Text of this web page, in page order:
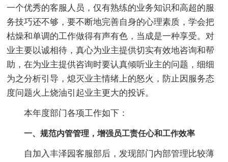
一个优秀的客服人员，仅有熟练的业务知识和高超的服
务技巧还不够，要不断地完善自身的心理素质，学会把
枯燥和单调的工作做得有声有色，当成是一种享受。对
业主要以诚相待，真心为业主提供切实有效地咨询和帮
助，在为业主提供咨询时要认真倾听业主的问题，细细
为之分析引导，熄灭业主情绪上的怒火，防止因服务态
度问题火上烧油引起业主更大的投诉。
本年度部门各项工作如下：
一、规范内管管理，增强员工责任心和工作效率
自加入丰泽园客服部后，发现部门内部管理比较薄